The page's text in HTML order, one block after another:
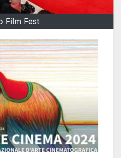
Film Fest